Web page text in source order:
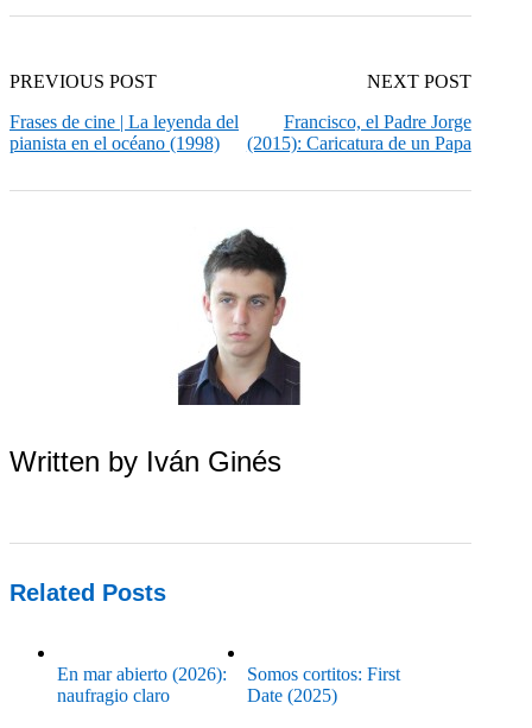
PREVIOUS POST
Frases de cine | La leyenda del
pianista en el océano (1998)
NEXT POST
Francisco, el Padre Jorge
(2015): Caricatura de un Papa
Written by Iván Ginés
Related Posts
En mar abierto (2026):
naufragio claro
Somos cortitos: First
Date (2025)